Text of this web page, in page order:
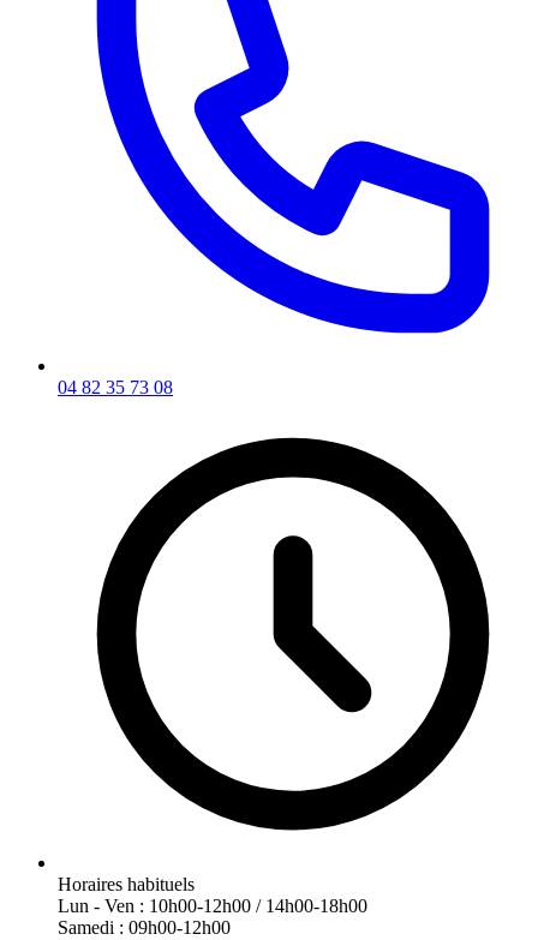
04 82 35 73 08
Horaires habituels
Lun - Ven : 10h00-12h00 / 14h00-18h00
Samedi : 09h00-12h00